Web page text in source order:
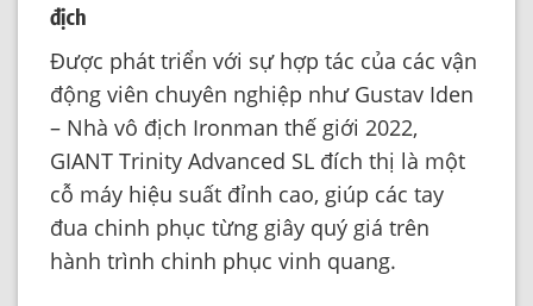
địch
Được phát triển với sự hợp tác của các vận
động viên chuyên nghiệp như Gustav Iden
– Nhà vô địch Ironman thế giới 2022,
GIANT Trinity Advanced SL đích thị là một
cỗ máy hiệu suất đỉnh cao, giúp các tay
đua chinh phục từng giây quý giá trên
hành trình chinh phục vinh quang.